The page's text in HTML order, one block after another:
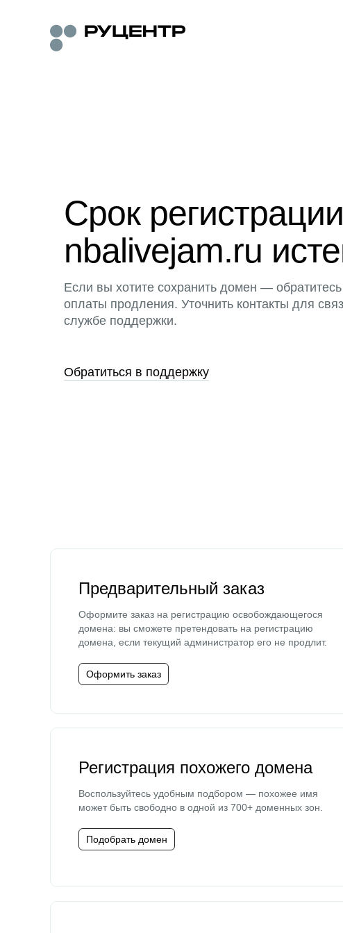
Срок
nbalivejam.ru
Если вы хотите сохранить домен —
оплаты продления. Уточнить контакты для
службе поддержки.
Обратиться в поддержку
Предварительный заказ
Оформите заказ на регистрацию освобождающегося
домена: вы сможете претендовать на регистрацию
домена, если текущий администратор его не продлит.
Оформить заказ
Регистрация похожего домена
Воспользуйтесь удобным подбором — похожее имя
может быть свободно в одной из 700+ доменных зон.
Подобрать домен